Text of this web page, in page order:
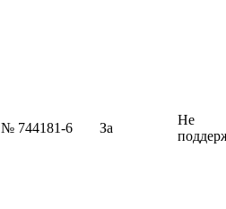
№ 744181-6 За
Не